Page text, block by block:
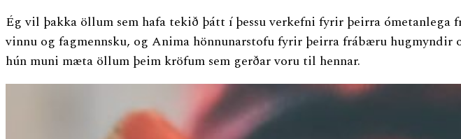
Ég vil þakka öllum sem hafa tekið þátt í þessu verkefni fyrir þeirra
vinnu og fagmennsku, og Anima hönnunarstofu fyrir þeirra frábæru
hún muni mæta öllum þeim kröfum sem gerðar voru til hennar.